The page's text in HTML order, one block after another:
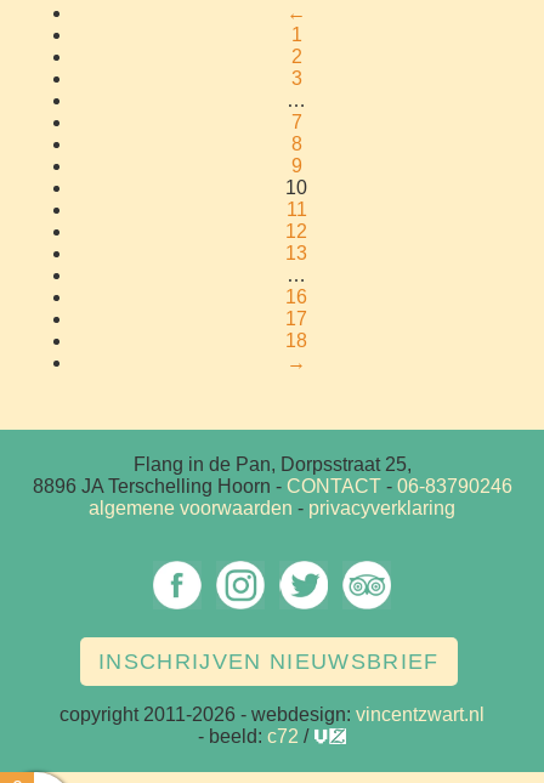
←
1
2
3
…
7
8
9
10
11
12
13
…
16
17
18
→
Flang in de Pan, Dorpsstraat 25,
8896 JA Terschelling Hoorn - CONTACT- 06-83790246
algemene voorwaarden - privacyverklaring
INSCHRIJVEN NIEUWSBRIEF
copyright 2011-2026 - webdesign: vincentzwart.nl
- beeld: c72 / vz